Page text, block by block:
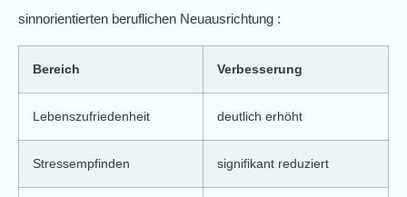
sinnorientierten beruflichen Neuausrichtung :
Bereich Verbesserung
Lebenszufriedenheit deutlich erhöht
Stressempfinden signifikant reduziert